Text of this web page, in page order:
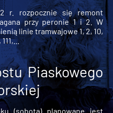
r. rozpocznie się remont
przy peronie 1 i 2. W
linie tramwajowe 1, 2, 10,
Piaskowego
(sobota) planowane jest